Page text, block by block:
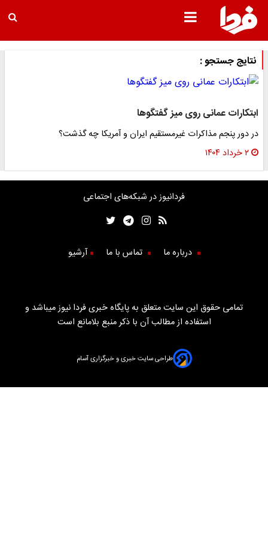
نتایج جستجو :
ابتکارات عمانی روی میز گفتگوها
در دور پنجم مذاکرات غیرمستقیم ایران و آمریکا چه گذشت؟
۲ خرداد ۱۴۰۴
فردانیوز در شبکه‌های اجتماعی
درباره ما تماس با ما آرشیو
تمامی حقوق این سایت متعلق به پایگاه خبری فردا نیوز میباشد و
استفاده از مطالب آن با ذکر منبع بلامانع است
طراحی سایت خبری و خبرگزاری آسام